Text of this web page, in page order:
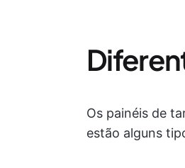
Os painéis de
estão alguns